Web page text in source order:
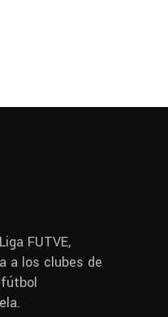
FUTVE,
a los clubes de